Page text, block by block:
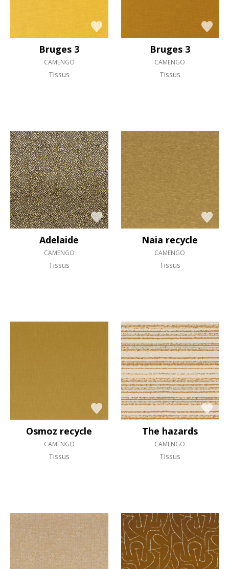
Bruges 3
CAMENGO
Tissus
Bruges 3
CAMENGO
Tissus
Adelaide
CAMENGO
Tissus
Naia recycle
CAMENGO
Tissus
Osmoz recycle
CAMENGO
Tissus
The hazards
CAMENGO
Tissus